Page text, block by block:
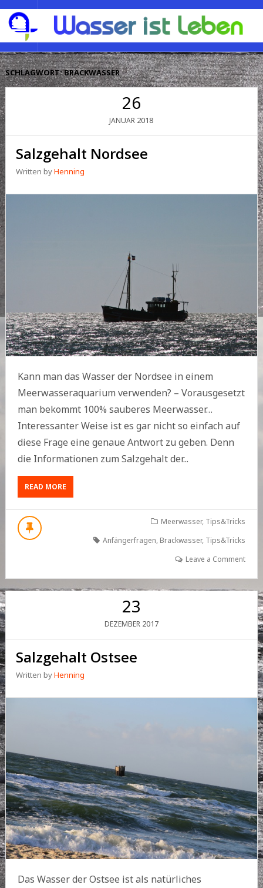
SCHLAGWORT:BRACKWASSER
26
JANUAR 2018
Salzgehalt Nordsee
Written byHenning
Kann man das Wasser der Nordsee in einem
Meerwasseraquarium verwenden? – Vorausgesetzt
man bekommt 100% sauberes Meerwasser…
Interessanter Weise ist es gar nicht so einfach auf
diese Frage eine genaue Antwort zu geben. Denn
die Informationen zum Salzgehalt der...
READ MOREABOUT
SALZGEHALT
NORDSEE
Meerwasser, Tips&Tricks
Anfängerfragen, Brackwasser, Tips&Tricks
Leave a Comment
23
DEZEMBER 2017
Salzgehalt Ostsee
Written byHenning
Das Wasser der Ostsee ist als natürliches